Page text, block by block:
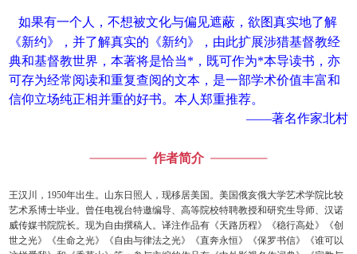
如果有一个人，不想被文化与偏见遮蔽，欲图真实地了解
《新约》，并了解真实的《新约》，由此扩展涉猎基督教经
典和基督教世界，本著将是恰当*，既可作为*本导读书，亦
可存为经常阅读和重复查阅的文本，是一部学术价值丰富和
信仰立场纯正相并重的好书。本人郑重推荐。
——著名作家北村
作者简介
王汉川，1950年出生。山东日照人，现移居美国。美国俄亥俄大学艺术学院比较
艺术系博士毕业。曾任电视台特邀编导、高等院校特聘教授和研究生导师、汉诺
威传媒书院院长。现为自由撰稿人。译注作品有《天路历程》《稳行高处》《创
世之光》《生命之光》《自由与律法之光》《直奔永恒》《保罗书信》《谁可以